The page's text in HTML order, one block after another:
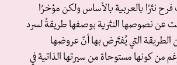
نثرًا بالعربية بالأساس ولكن مؤخرًا
عن نصوصها النثرية بوصفها طريقةً لسرد
التي يُفتَرض بها أنّ عروضها
من كونها مستوحاة من سيرتها الذاتية في